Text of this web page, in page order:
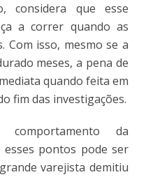
considera que esse
a correr quando as
Com isso, mesmo se a
meses, a pena de
quando feita em
fim das investigações.
da
pontos pode ser
varejista demitiu